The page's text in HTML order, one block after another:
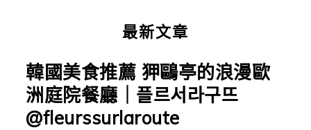
最新文章
韓國美食推薦 狎鷗亭的浪漫歐
洲庭院餐廳｜플르서라구뜨
@fleurssurlaroute